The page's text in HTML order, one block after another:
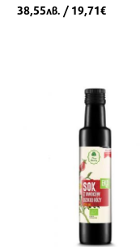
38,55лв. / 19,71€